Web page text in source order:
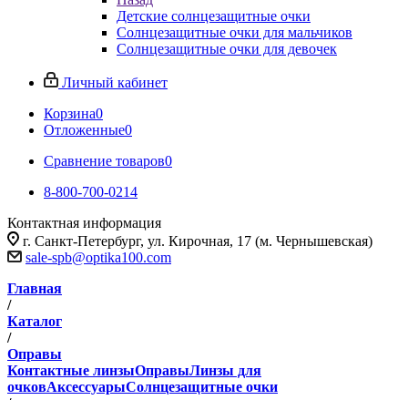
Детские солнцезащитные очки
Солнцезащитные очки для мальчиков
Солнцезащитные очки для девочек
Личный кабинет
Корзина0
Отложенные0
Сравнение товаров0
8-800-700-0214
Контактная информация
г. Санкт-Петербург, ул. Кирочная, 17 (м. Чернышевская)
sale-spb@optika100.com
Главная
/
Каталог
/
Оправы
Контактные линзыОправыЛинзы для
очковАксессуарыСолнцезащитные очки